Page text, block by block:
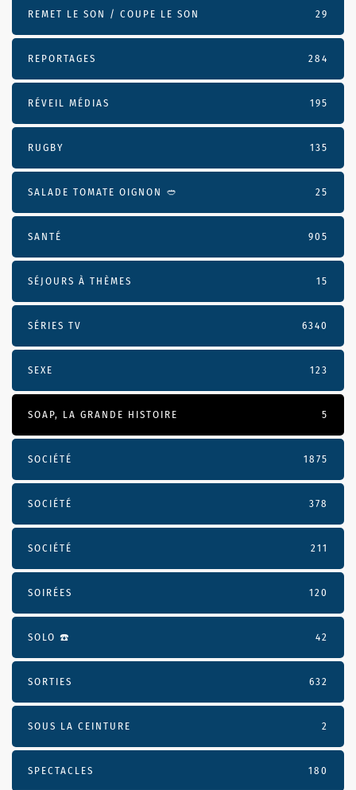
REMET LE SON / COUPE LE SON 29
REPORTAGES 284
RÉVEIL MÉDIAS 195
RUGBY 135
SALADE TOMATE OIGNON 🥙 25
SANTÉ 905
SÉJOURS À THÈMES 15
SÉRIES TV 6340
SEXE 123
SOAP, LA GRANDE HISTOIRE 5
SOCIÉTÉ 1875
SOCIÉTÉ 378
SOCIÉTÉ 211
SOIRÉES 120
SOLO ☎️ 42
SORTIES 632
SOUS LA CEINTURE 2
SPECTACLES 180